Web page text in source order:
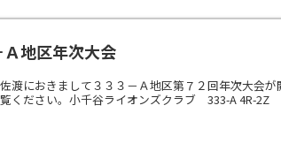
地区年次大会
渡におきまして３３３－Ａ地区第７２回年次大会
ください。小千谷ライオンズクラブ 333-A 4R-2Z